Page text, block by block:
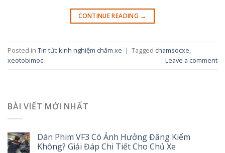
CONTINUE READING →
Posted in Tin tức kinh nghiệm chăm xe | Tagged chamsocxe,
xeotobimoc
Leave a comment
BÀI VIẾT MỚI NHẤT
Dán Phim VF3 Có Ảnh Hưởng Đăng Kiểm
Không? Giải Đáp Chi Tiết Cho Chủ Xe